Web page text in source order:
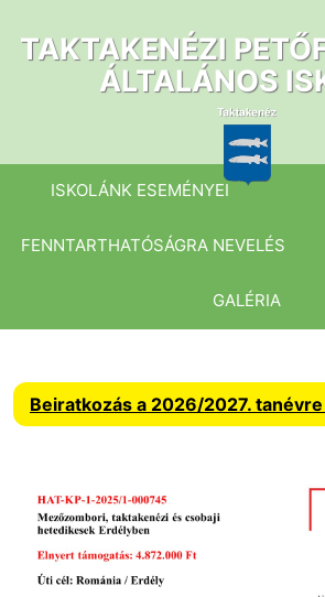
tartalomhoz
TAKTAKENÉZI
ÁLTALÁNOS
ISKOLÁNK ESEMÉNYEI
FENNTARTHATÓSÁGRA NEVELÉS
GALÉRIA
Beiratkozás a 2026/2027. tanévre